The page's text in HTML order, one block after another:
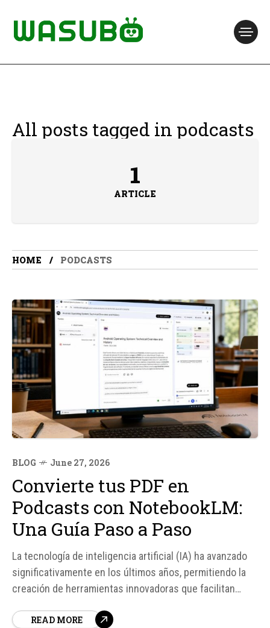
All posts tagged in podcasts
1
ARTICLE
HOME PODCASTS
BLOG June 27, 2026
Convierte tus PDF en
Podcasts con NotebookLM:
Una Guía Paso a Paso
La tecnología de inteligencia artificial (IA) ha avanzado
significativamente en los últimos años, permitiendo la
creación de herramientas innovadoras que facilitan
NotebookLM, desarrollada por Google, que permite
READ MORE